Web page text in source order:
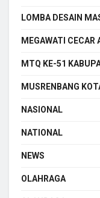
LOMBA DESAIN
MEGAWATI CECAR
MTQ KE-51
MUSRENBANG
NASIONAL
NATIONAL
NEWS
OLAHRAGA